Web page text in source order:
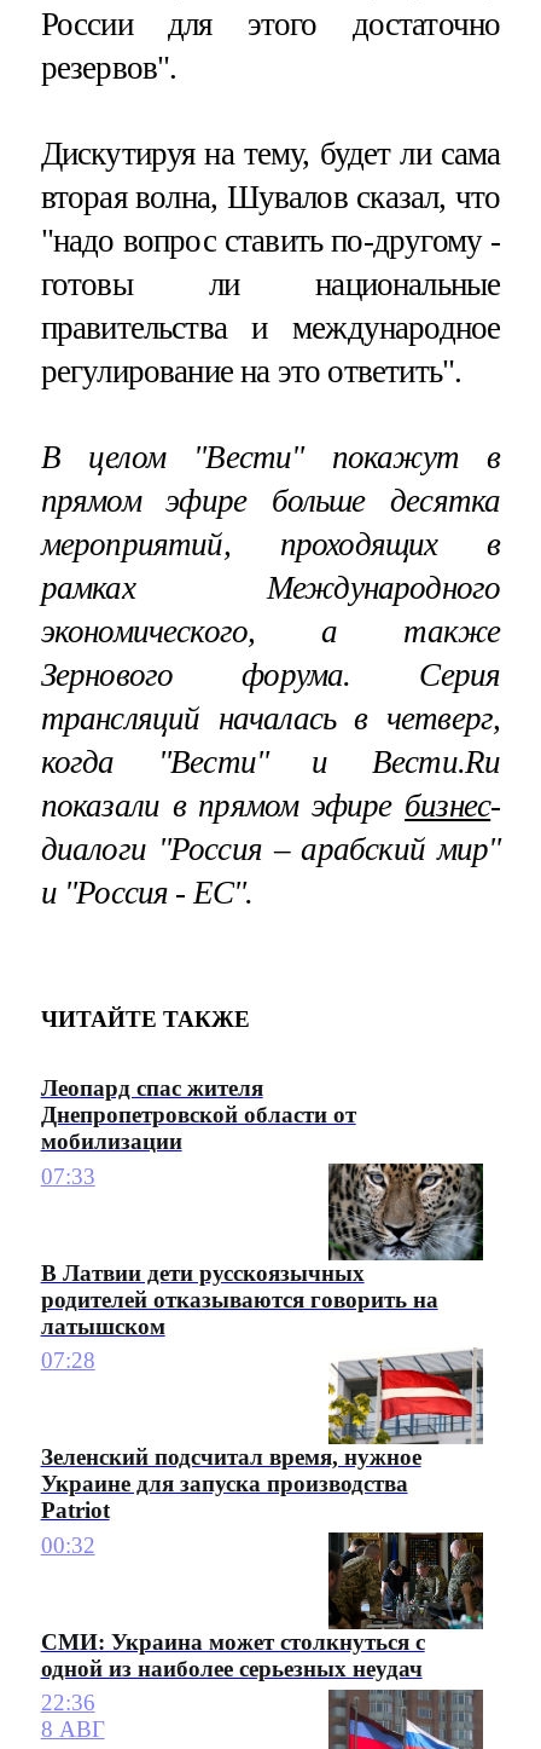
России для этого достаточно
резервов".
Дискутируя на тему, будет ли сама
вторая волна, Шувалов сказал, что
"надо вопрос ставить по-другому -
готовы ли национальные
правительства и международное
регулирование на это ответить".
В целом "Вести" покажут в
прямом эфире больше десятка
мероприятий, проходящих в
рамках Международного
экономического, а также
Зернового форума. Серия
трансляций началась в четверг,
когда "Вести" и Вести.Ru
показали в прямом эфире бизнес-
диалоги "Россия – арабский мир"
и "Россия - ЕС".
ЧИТАЙТЕ ТАКЖЕ
Леопард спас жителя
Днепропетровской области от
мобилизации
07:33
В Латвии дети русскоязычных
родителей отказываются говорить на
латышском
07:28
Зеленский подсчитал время, нужное
Украине для запуска производства
Patriot
00:32
СМИ: Украина может столкнуться с
одной из наиболее серьезных неудач
22:36
8 АВГ